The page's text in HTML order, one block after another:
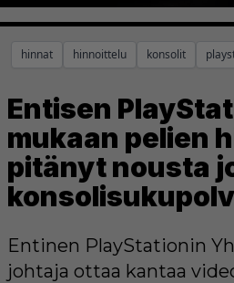
hinnat hinnoittelu konsolit
Entisen
mukaan pelien
pitänyt nousta
Entinen PlayStationin
johtaja ottaa kantaa